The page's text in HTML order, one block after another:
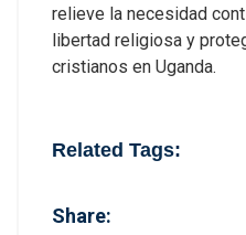
relieve la necesidad
libertad religiosa y
cristianos en Uganda.
Related Tags:
Share: